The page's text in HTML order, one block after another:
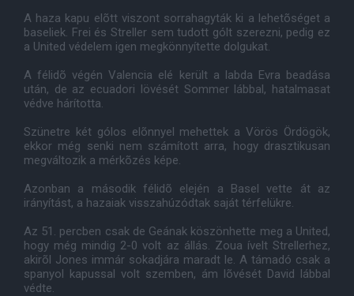
A haza kapu elõtt viszont sorrahagyták ki a lehetõséget a
baseliek. Frei és Streller sem tudott gólt szerezni, pedig ez
a United védelem igen megkönnyítette dolgukat.
A félidõ végén Valencia elé került a labda Evra beadása
után, de az ecuadori lövését Sommer lábbal, hatalmasat
védve hárította.
Szünetre két gólos elõnnyel mehettek a Vörös Ördögök,
ekkor még senki nem számított arra, hogy drasztikusan
megváltozik a mérkõzés képe.
Azonban a második félidõ elején a Basel vette át az
irányítást, a hazaiak visszahúzódtak saját térfelükre.
Az 51. percben csak de Geának köszönhette meg a United,
hogy még mindig 2-0 volt az állás. Zoua ívelt Strellerhez,
akirõl Jones immár sokadjára maradt le. A támadó csak a
spanyol kapussal volt szemben, ám lõvését David lábbal
védte.